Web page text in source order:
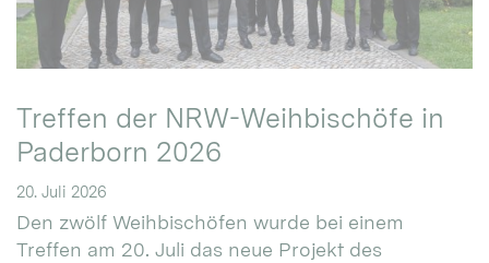
Treffen der NRW-Weihbischöfe in
Paderborn 2026
20. Juli 2026
Den zwölf Weihbischöfen wurde bei einem
Treffen am 20. Juli das neue Projekt des